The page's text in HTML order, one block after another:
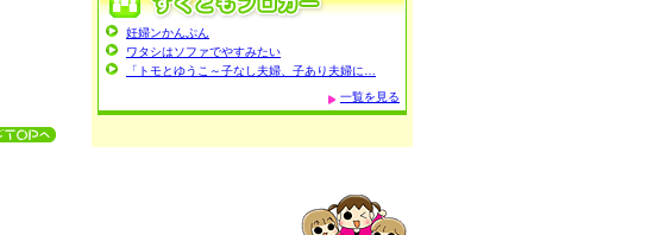
妊婦ンかんぷん
ワタシはソファでやすみたい
「トモとゆうこ～子なし夫婦、子あり夫婦に…
一覧を見る